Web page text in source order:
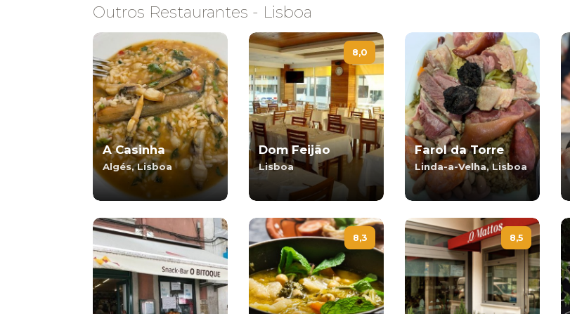
Outros Restaurantes - Lisboa
A Casinha
Algés, Lisboa
8,0
Dom Feijão
Lisboa
Farol da Torre
Linda-a-Velha, Lisboa
8,3 8,5